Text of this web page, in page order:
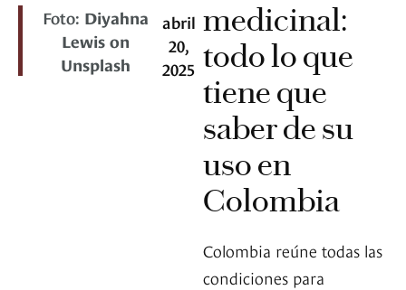
Foto: Diyahna
Lewis on
Unsplash
abril
20,
2025
medicinal:
todo lo que
tiene que
saber de su
uso en
Colombia
Colombia reúne todas las
condiciones para